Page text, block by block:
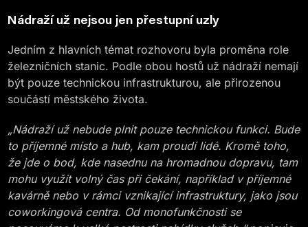
Nádraží už nejsou jen přestupní uzly
Jedním z hlavních témat rozhovoru byla proměna role
železničních stanic. Podle obou hostů už nádraží nemají
být pouze technickou infrastrukturou, ale přirozenou
součástí městského života.
„Nádraží už nebude plnit pouze technickou funkci. Bude
to příjemné místo a hub, kam proudí lidé. Kromě toho,
že jde o bod, kde nasednu na hromadnou dopravu, tam
mohu využít volný čas při čekání, například v příjemné
kavárně nebo v rámci vznikající infrastruktury, jako jsou
coworkingová centra. Od monofunkčnosti se